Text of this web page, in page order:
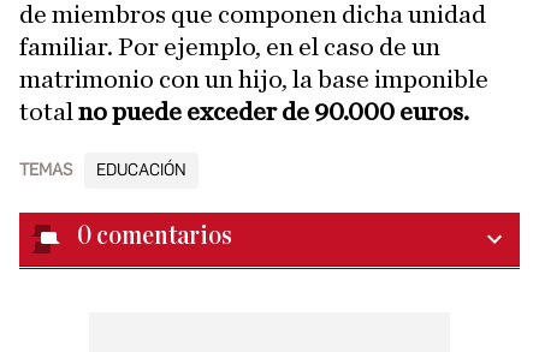
de miembros que componen dicha unidad
familiar. Por ejemplo, en el caso de un
matrimonio con un hijo, la base imponible
total no puede exceder de 90.000 euros.
TEMAS EDUCACIÓN
0 comentarios